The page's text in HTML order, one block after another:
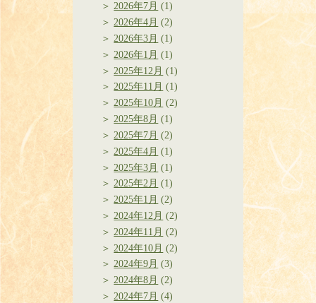
2026年7月 (1)
2026年4月 (2)
2026年3月 (1)
2026年1月 (1)
2025年12月 (1)
2025年11月 (1)
2025年10月 (2)
2025年8月 (1)
2025年7月 (2)
2025年4月 (1)
2025年3月 (1)
2025年2月 (1)
2025年1月 (2)
2024年12月 (2)
2024年11月 (2)
2024年10月 (2)
2024年9月 (3)
2024年8月 (2)
2024年7月 (4)